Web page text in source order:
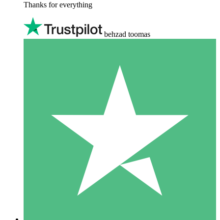
Thanks for everything
behzad toomas